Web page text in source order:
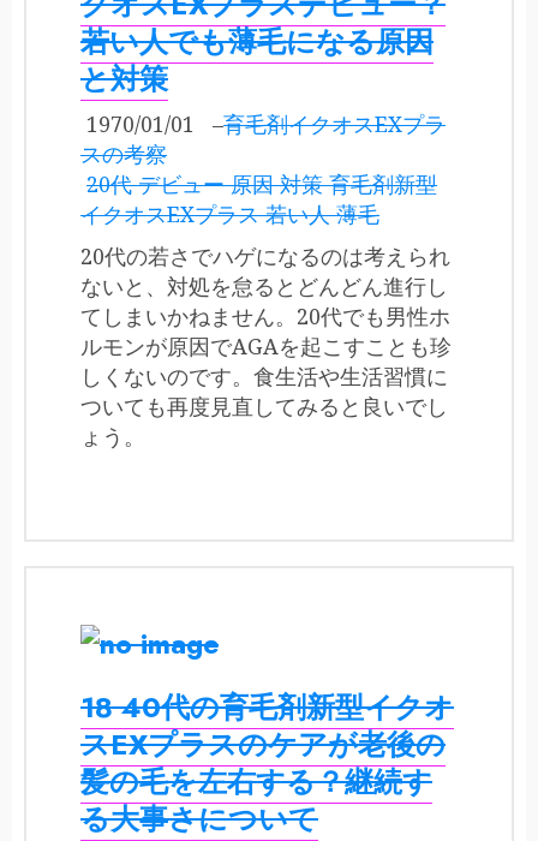
若い人でも薄毛になる原因
と対策
1970/01/01 –育毛剤イクオスEXプラ
スの考察
20代 デビュー 原因 対策 育毛剤新型
イクオスEXプラス 若い人 薄毛
20代の若さでハゲになるのは考えられ
ないと、対処を怠るとどんどん進行し
てしまいかねません。20代でも男性ホ
ルモンが原因でAGAを起こすことも珍
しくないのです。食生活や生活習慣に
ついても再度見直してみると良いでし
ょう。
18 40代の育毛剤新型イクオ
スEXプラスのケアが老後の
髪の毛を左右する？継続す
る大事さについて